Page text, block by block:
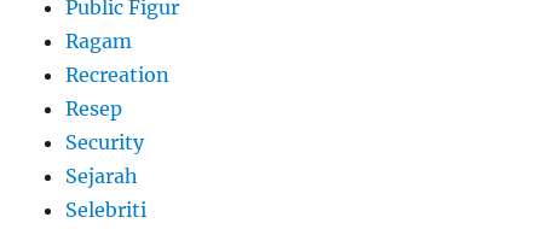
Public Figur
Ragam
Recreation
Resep
Security
Sejarah
Selebriti